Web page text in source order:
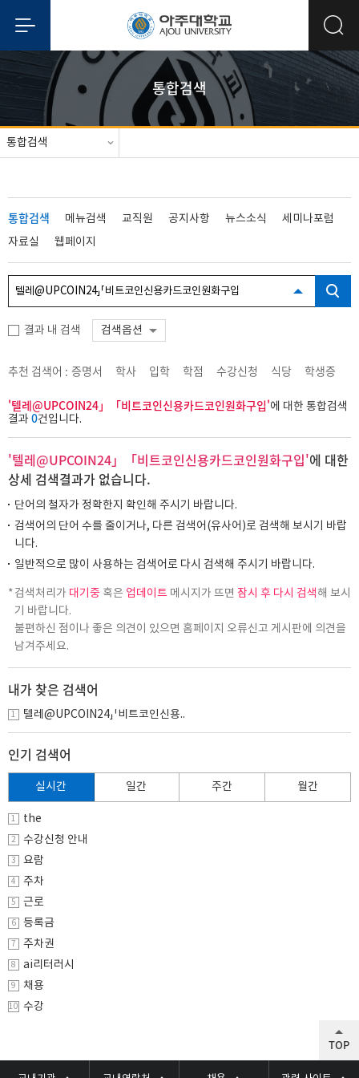
통합검색
통합검색
통합검색 메뉴검색 교직원 공지사항 뉴스소식
세미나포럼
자료실
웹페이지
결과 내 검색 검색옵션
추천 검색어 : 증명서 학사 입학 학점 수강신청 식당 학생증
'텔레@UPCOIN24」「비트코인신용카드코인원화구입'에 대한 통합검색
결과 0건입니다.
'텔레@UPCOIN24」「비트코인신용카드코인원화구입'에 대한
상세 검색결과가 없습니다.
단어의 철자가 정확한지 확인해 주시기 바랍니다.
검색어의 단어 수를 줄이거나, 다른 검색어(유사어)로 검색해 보시기 바랍
니다.
일반적으로 많이 사용하는 검색어로 다시 검색해 주시기 바랍니다.
검색처리가 대기중 혹은 업데이트 메시지가 뜨면 잠시 후 다시 검색해 보시
기 바랍니다.
불편하신 점이나 좋은 의견이 있으면 홈페이지 오류신고 게시판에 의견을
남겨주세요.
내가 찾은 검색어
1 텔레@UPCOIN24」「비트코인신용..
인기 검색어
실시간 일간 주간 월간
1 the
2 수강신청 안내
3 요람
4 주차
5 근로
6 등록금
7 주차권
8 ai리터러시
9 채용
10 수강
TOP